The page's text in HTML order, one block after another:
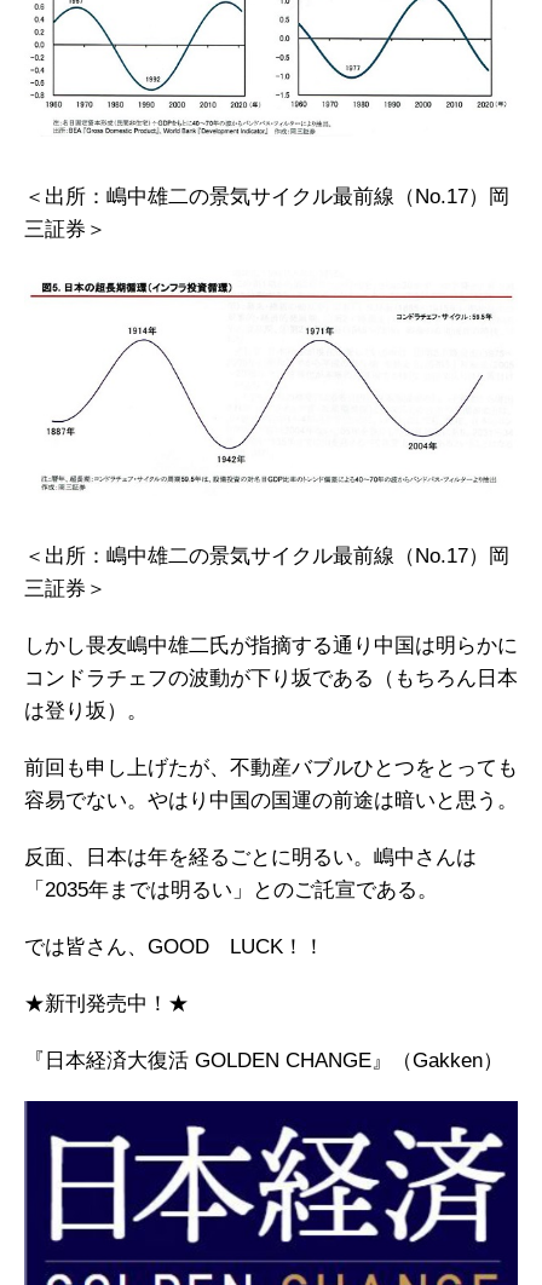
＜出所：嶋中雄二の景気サイクル最前線（No.17）岡
三証券＞
＜出所：嶋中雄二の景気サイクル最前線（No.17）岡
三証券＞
しかし畏友嶋中雄二氏が指摘する通り中国は明らかに
コンドラチェフの波動が下り坂である（もちろん日本
は登り坂）。
前回も申し上げたが、不動産バブルひとつをとっても
容易でない。やはり中国の国運の前途は暗いと思う。
反面、日本は年を経るごとに明るい。嶋中さんは
「2035年までは明るい」とのご託宣である。
では皆さん、GOOD LUCK！！
★新刊発売中！★
『日本経済大復活 GOLDEN CHANGE』（Gakken）